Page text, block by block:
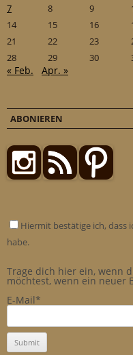
7
8 9
14
15 16
21
22 23
28
29 30
« Feb. Apr. »
ABONIEREN
Hiermit bestätige ich, dass
habe.
Trage dich hier ein, wenn
möchtest, wenn ein neuer
E-Mail*